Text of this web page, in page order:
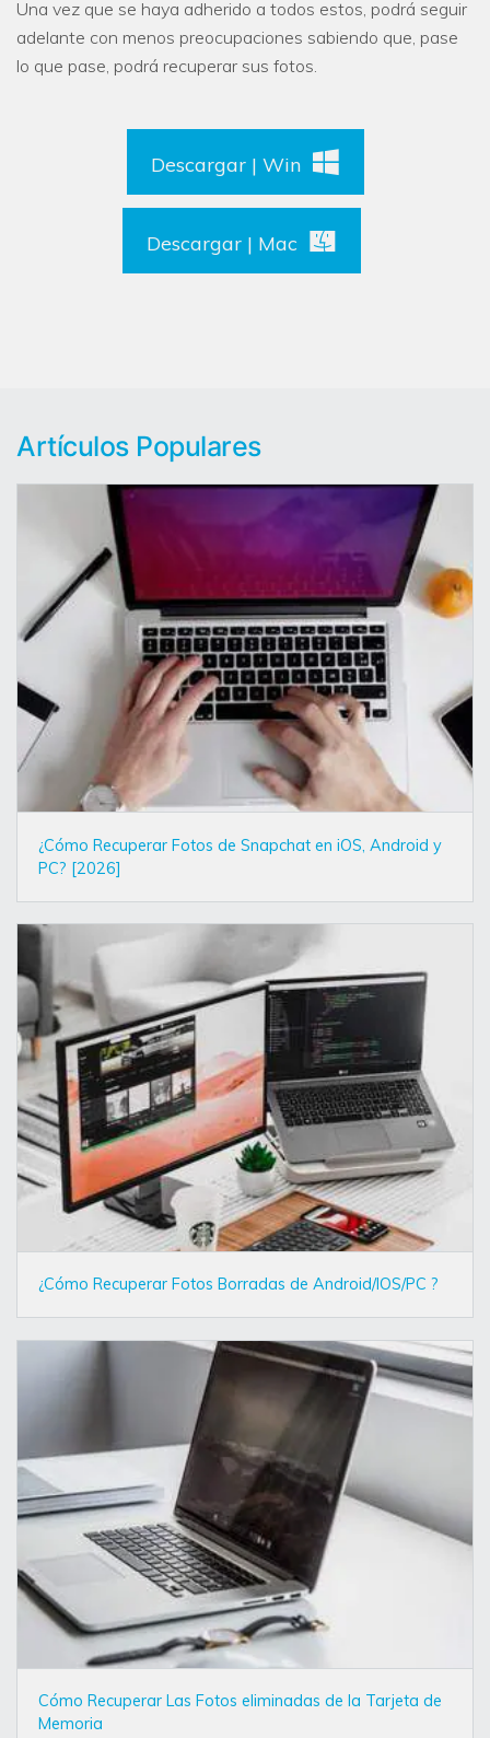
Una vez que se haya adherido a todos estos, podrá seguir
adelante con menos preocupaciones sabiendo que, pase
lo que pase, podrá recuperar sus fotos.
Descargar | Win
Descargar | Mac
Artículos Populares
¿Cómo Recuperar Fotos de Snapchat en iOS, Android y
PC? [2026]
¿Cómo Recuperar Fotos Borradas de Android/IOS/PC ?
Cómo Recuperar Las Fotos eliminadas de la Tarjeta de
Memoria